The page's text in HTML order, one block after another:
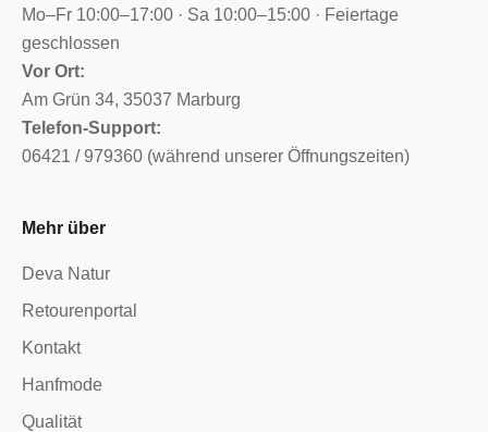
Mo–Fr 10:00–17:00 · Sa 10:00–15:00 · Feiertage
geschlossen
Vor Ort:
Am Grün 34, 35037 Marburg
Telefon-Support:
06421 / 979360 (während unserer Öffnungszeiten)
Mehr über
Deva Natur
Retourenportal
Kontakt
Hanfmode
Qualität